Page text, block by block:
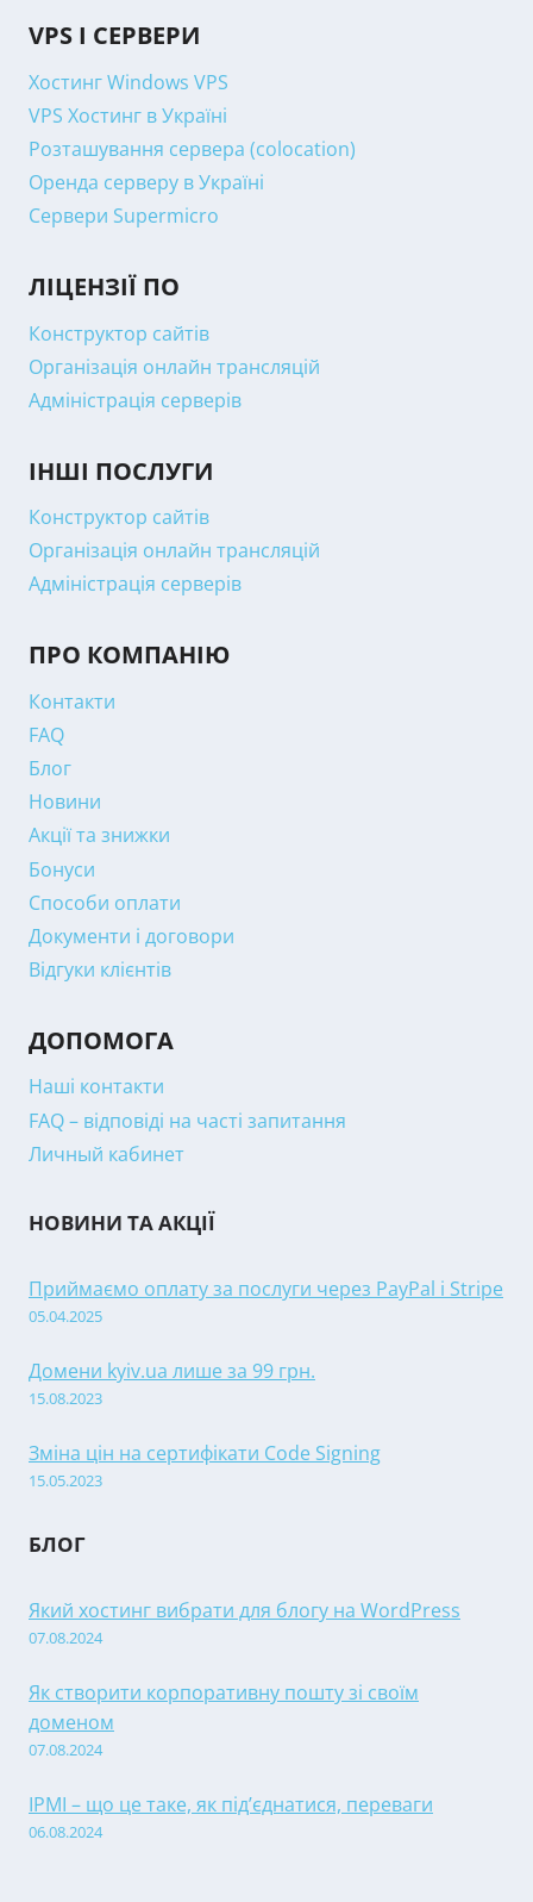
VPS І СЕРВЕРИ
Хостинг Windows VPS
VPS Хостинг в Україні
Розташування сервера (colocation)
Оренда серверу в Україні
Сервери Supermicro
ЛІЦЕНЗІЇ ПО
Конструктор сайтів
Організація онлайн трансляцій
Адміністрація серверів
ІНШІ ПОСЛУГИ
Конструктор сайтів
Організація онлайн трансляцій
Адміністрація серверів
ПРО КОМПАНІЮ
Контакти
FAQ
Блог
Новини
Акції та знижки
Бонуси
Способи оплати
Документи і договори
Відгуки клієнтів
ДОПОМОГА
Наші контакти
FAQ – відповіді на часті запитання
Личный кабинет
НОВИНИ ТА АКЦІЇ
Приймаємо оплату за послуги через PayPal і Stripe
05.04.2025
Домени kyiv.ua лише за 99 грн.
15.08.2023
Зміна цін на сертифікати Code Signing
15.05.2023
БЛОГ
Який хостинг вибрати для блогу на WordPress
07.08.2024
Як створити корпоративну пошту зі своїм
доменом
07.08.2024
IPMI – що це таке, як під’єднатися, переваги
06.08.2024